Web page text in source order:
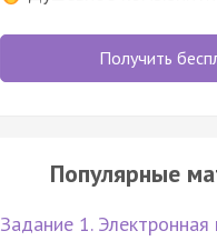
Получить
Популярные
Задание 1. Электронная